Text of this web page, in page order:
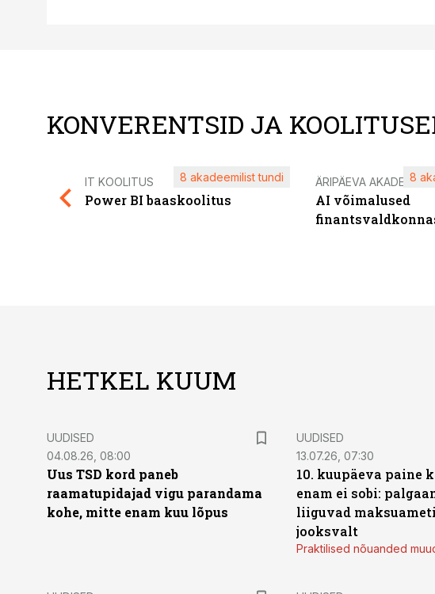
KONVERENTSID JA
IT KOOLITUS
Power BI baaskoolitus
8 akadeemilist tundi ÄRIPÄEVA AKADEEMIA
AI võimalused
8
HETKEL KUUM
UUDISED
04.08.26, 08:00
Uus TSD kord paneb
raamatupidajad vigu parandama
kohe, mitte enam kuu lõpus
UUDISED
13.07.26, 07:30
10. kuupäeva paine
enam ei sobi:
liiguvad
jooksvalt
Praktilised nõuanded